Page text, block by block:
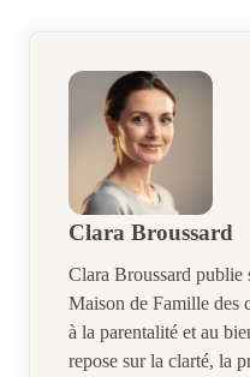
Clara Broussard
Clara Broussard publie
Maison de Famille des
à la parentalité et au
repose sur la clarté, la